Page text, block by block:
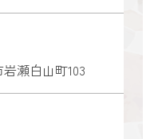
瀬白山町103